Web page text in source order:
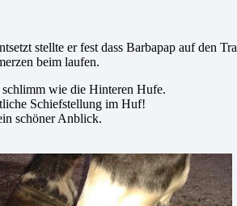
stellte er fest dass Barbapap auf den
beim laufen.
wie die Hinteren Hufe.
Schiefstellung im Huf!
schöner Anblick.